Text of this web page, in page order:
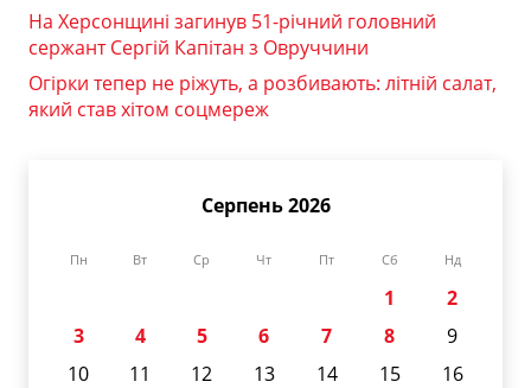
На Херсонщині загинув 51-річний головний
сержант Сергій Капітан з Овруччини
Огірки тепер не ріжуть, а розбивають: літній салат,
який став хітом соцмереж
Серпень 2026
Пн Вт Ср Чт Пт Сб Нд
1
2
3
4 5 6 7 8
9
10
11 12 13 14 15
16